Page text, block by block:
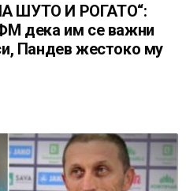
ШУТО И РОГАТО“:
дека им се важни
Пандев жестоко му